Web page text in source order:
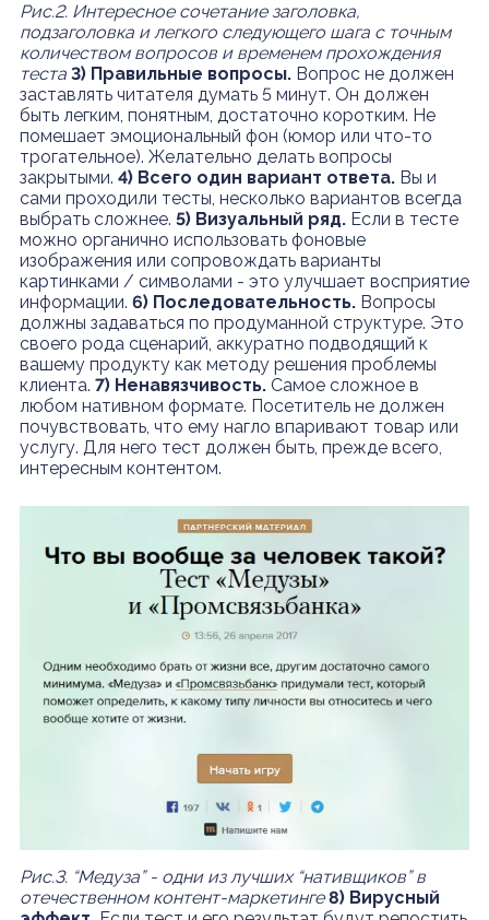
Рис.2. Интересное сочетание заголовка,
подзаголовка и легкого следующего шага с точным
количеством вопросов и временем прохождения
теста 3) Правильные вопросы. Вопрос не должен
заставлять читателя думать 5 минут. Он должен
быть легким, понятным, достаточно коротким. Не
помешает эмоциональный фон (юмор или что-то
трогательное). Желательно делать вопросы
закрытыми. 4) Всего один вариант ответа.Вы и
сами проходили тесты, несколько вариантов всегда
выбрать сложнее. 5) Визуальный ряд. Если в тесте
можно органично использовать фоновые
изображения или сопровождать варианты
картинками / символами - это улучшает восприятие
информации. 6) Последовательность. Вопросы
должны задаваться по продуманной структуре. Это
своего рода сценарий, аккуратно подводящий к
вашему продукту как методу решения проблемы
клиента. 7) Ненавязчивость.Самое сложное в
любом нативном формате. Посетитель не должен
почувствовать, что ему нагло впаривают товар или
услугу. Для него тест должен быть, прежде всего,
интересным контентом.
Рис.3. “Медуза” - одни из лучших “нативщиков” в
отечественном контент-маркетинге 8) Вирусный